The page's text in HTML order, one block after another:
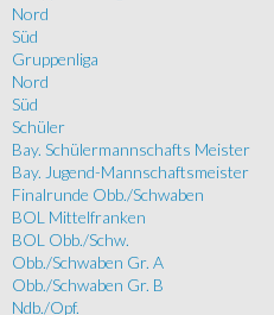
Nord
Süd
Gruppenliga
Nord
Süd
Schüler
Bay. Schülermannschafts Meister
Bay. Jugend-Mannschaftsmeister
Finalrunde Obb./Schwaben
BOL Mittelfranken
BOL Obb./Schw.
Obb./Schwaben Gr. A
Obb./Schwaben Gr. B
Ndb./Opf.